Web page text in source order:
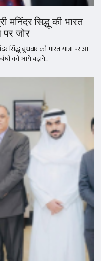
मनिंदर सिद्धू की भारत
पर जोर
सिद्धू बुधवार को भारत यात्रा पर आ
को आगे बढ़ाने...